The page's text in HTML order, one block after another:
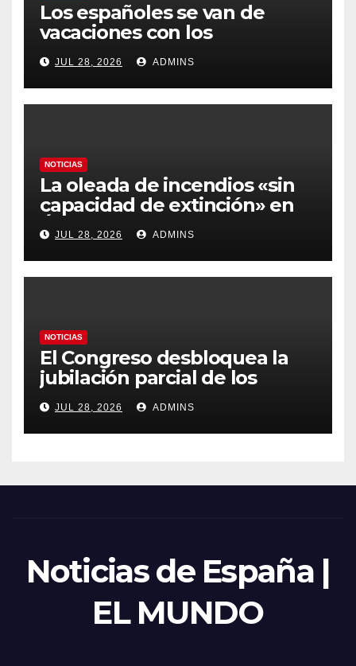
Los españoles se van de
vacaciones con los
carburantes hasta un 21%
más caros que el año pasado
y los hoteles disparados
JUL 28, 2026 ADMINS
NOTICIAS
La oleada de incendios «sin
capacidad de extinción» en
Ávila y al oeste de Madrid
obliga a declarar la
emergencia nacional
JUL 28, 2026 ADMINS
NOTICIAS
El Congreso desbloquea la
jubilación parcial de los
trabajadores laborales del
sector público
JUL 28, 2026 ADMINS
Noticias de España |
EL MUNDO